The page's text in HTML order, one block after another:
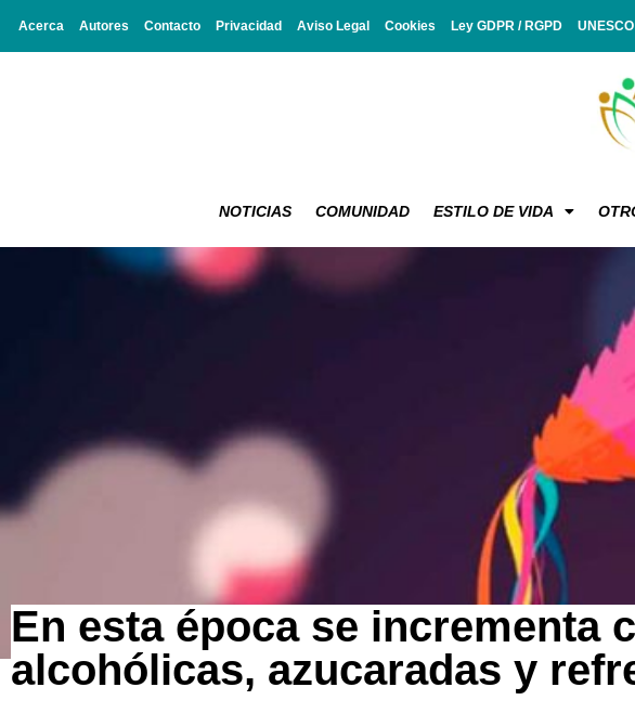
Acerca Autores Contacto Privacidad Aviso Legal Cookies Ley GDPR / RGPD UNESCO
NOTICIAS COMUNIDAD ESTILO DE VIDA
En esta época se incrementa
alcohólicas, azucaradas y